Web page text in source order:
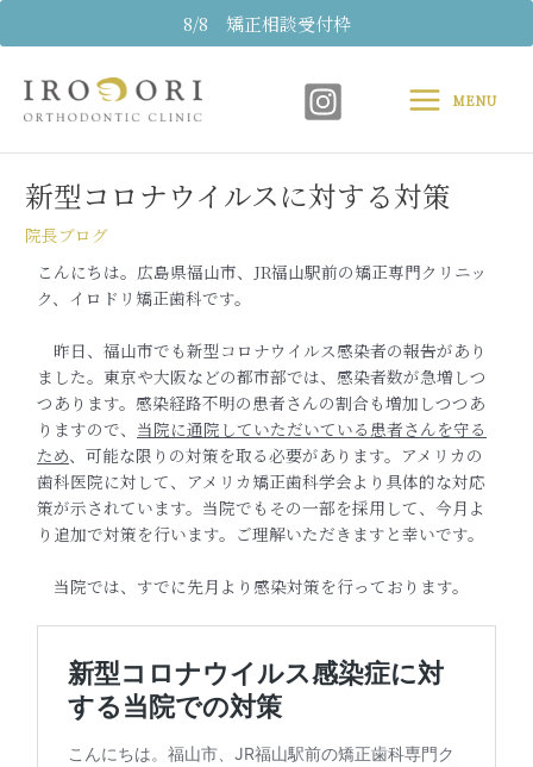
8/8 矯正相談受付枠
容
MenuMENU
新型コロナウイルスに対する対策
院長ブログ
こんにちは。広島県福山市、JR福山駅前の矯正専門クリニッ
ク、イロドリ矯正歯科です。
昨日、福山市でも新型コロナウイルス感染者の報告があり
ました。東京や大阪などの都市部では、感染者数が急増しつ
つあります。感染経路不明の患者さんの割合も増加しつつあ
りますので、 当院に通院していただいている患者さんを守る
ため、可能な限りの対策を取る必要があります。アメリカの
歯科医院に対して、アメリカ矯正歯科学会より具体的な対応
策が示されています。当院でもその一部を採用して、今月よ
り追加で対策を行います。ご理解いただきますと幸いです。
当院では、すでに先月より感染対策を行っております。